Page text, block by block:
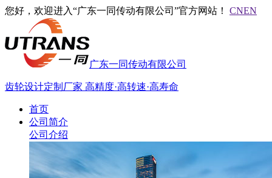
您好，欢迎进入“广东一同传动有限公司”官方网站！ CNEN
广东一同传动有限公司
齿轮设计定制厂家 高精度·高转速·高寿命
首页
公司简介
公司介绍